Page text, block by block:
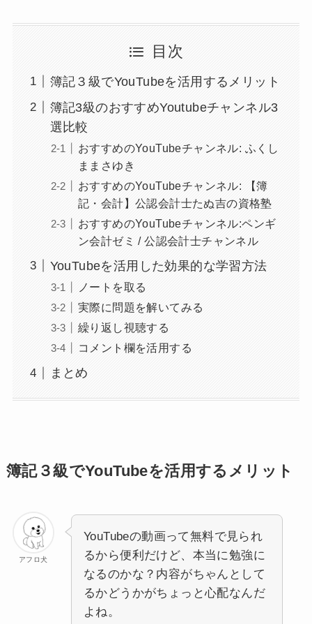
目次
簿記３級でYouTubeを活用するメリット
簿記3級のおすすめYoutubeチャンネル3
選比較
おすすめのYouTubeチャンネル: ふくし
ままさゆき
おすすめのYouTubeチャンネル: 【簿
記・会計】公認会計士たぬ吉の資格塾
おすすめのYouTubeチャンネル:ペンギ
ン会計ゼミ / 公認会計士チャンネル
YouTubeを活用した効果的な学習方法
ノートを取る
実際に問題を解いてみる
繰り返し視聴する
コメント欄を活用する
まとめ
簿記３級でYouTubeを活用するメリット
アフロ犬
YouTubeの動画って無料で見られ
るから便利だけど、本当に勉強に
なるのかな？内容がちゃんとして
るかどうかがちょっと心配なんだ
よね。